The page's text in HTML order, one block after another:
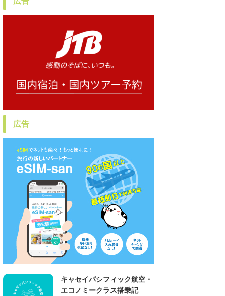
広告
キャセイパシフィック航空・
エコノミークラス搭乗記